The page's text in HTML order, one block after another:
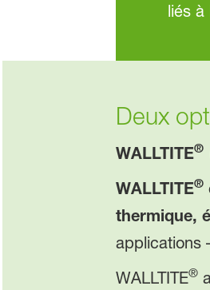
liés à
Deux
WALLTITE®
WALLTITE®
thermique,
applications
WALLTITE®